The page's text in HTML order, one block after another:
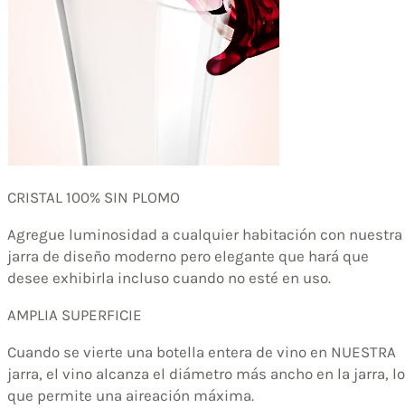
CRISTAL 100% SIN PLOMO
Agregue luminosidad a cualquier habitación con nuestra
jarra de diseño moderno pero elegante que hará que
desee exhibirla incluso cuando no esté en uso.
AMPLIA SUPERFICIE
Cuando se vierte una botella entera de vino en NUESTRA
jarra, el vino alcanza el diámetro más ancho en la jarra, lo
que permite una aireación máxima.